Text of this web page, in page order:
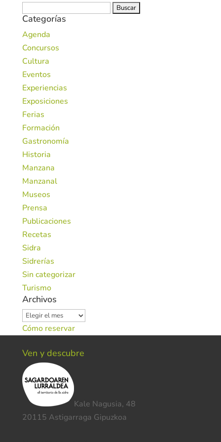
Categorías
Agenda
Concursos
Cultura
Eventos
Experiencias
Exposiciones
Ferias
Formación
Gastronomía
Historia
Manzana
Manzanal
Museos
Prensa
Publicaciones
Recetas
Sidra
Sidrerías
Sin categorizar
Turismo
Archivos
Archivos
Cómo reservar
Ven y descubre
Kale Nagusia, 48
20115 Astigarraga Gipuzkoa